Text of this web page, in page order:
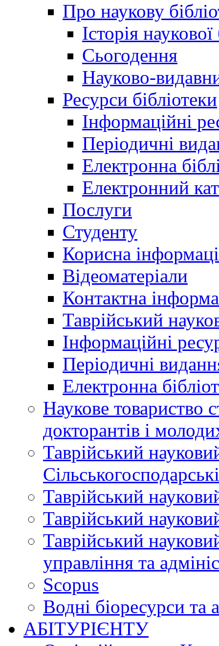
Про наукову
Історія
Сьогодення
Науково-
Ресурси бібліотеки
Інформаційні
Періодичні
Електронна
Електронний
Послуги
Студенту
Корисна
Відеоматеріали
Контактна
Таврійський
Інформаційні
Періодичні
Електронна
Наукове товариство
докторантів і
Таврійський
Таврійський
Таврійський
Таврійський
управління та
Scopus
Водні біоресурси та
АБІТУРІЄНТУ